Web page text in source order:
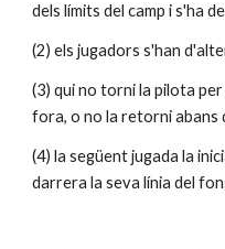
dels límits del camp i s'ha
(2) els jugadors s'han
(3) qui no torni la pilota
fora, o no la retorni abans
(4) la següent jugada la
darrera la seva línia del